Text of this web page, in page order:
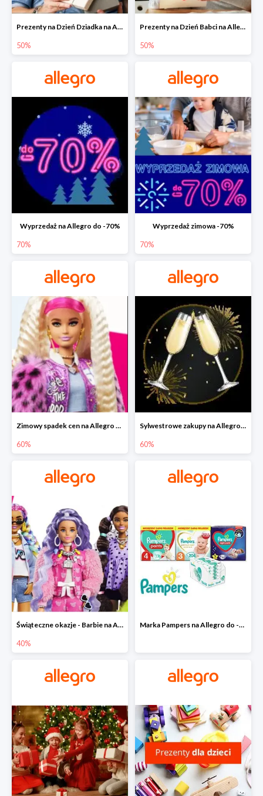
Prezenty na Dzień Dziadka na Allegro do -50%
50%
Prezenty na Dzień Babci na Allegro do -50%
50%
Wyprzedaż na Allegro do -70%
70%
Wyprzedaż zimowa -70%
70%
Zimowy spadek cen na Allegro - lalki Barbie do -60%
60%
Sylwestrowe zakupy na Allegro do -60%
60%
Świąteczne okazje - Barbie na Allegro do -40%
40%
Marka Pampers na Allegro do -35%